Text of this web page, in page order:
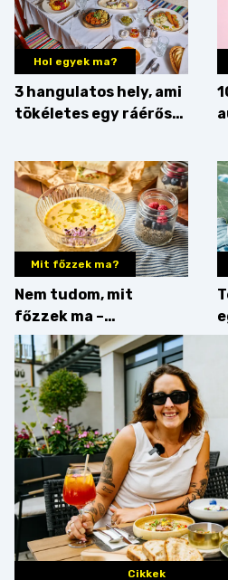
Hol egyek ma?
3 hangulatos hely, ami
tökéletes egy ráérős
Mit főzzek ma?
Nem tudom, mit
főzzek ma –
Villámgyors menü
Cikkek